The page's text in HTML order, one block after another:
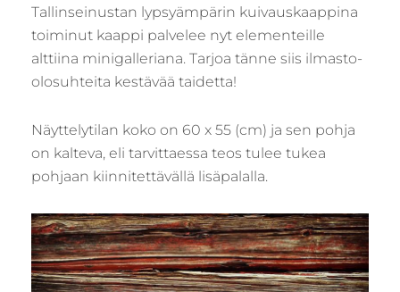
Tallinseinustan lypsyämpärin kuivauskaappina
toiminut kaappi palvelee nyt elementeille
alttiina minigalleriana. Tarjoa tänne siis ilmasto-
olosuhteita kestävää taidetta!
Näyttelytilan koko on 60 x 55 (cm) ja sen pohja
on kalteva, eli tarvittaessa teos tulee tukea
pohjaan kiinnitettävällä lisäpalalla.